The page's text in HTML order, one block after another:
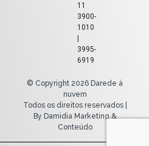
11
3900-
1010
3995-
6919
© Copyright 2026 Darede à
nuvem
Todos os direitos reservados |
By Damidia Marketing &
Conteúdo